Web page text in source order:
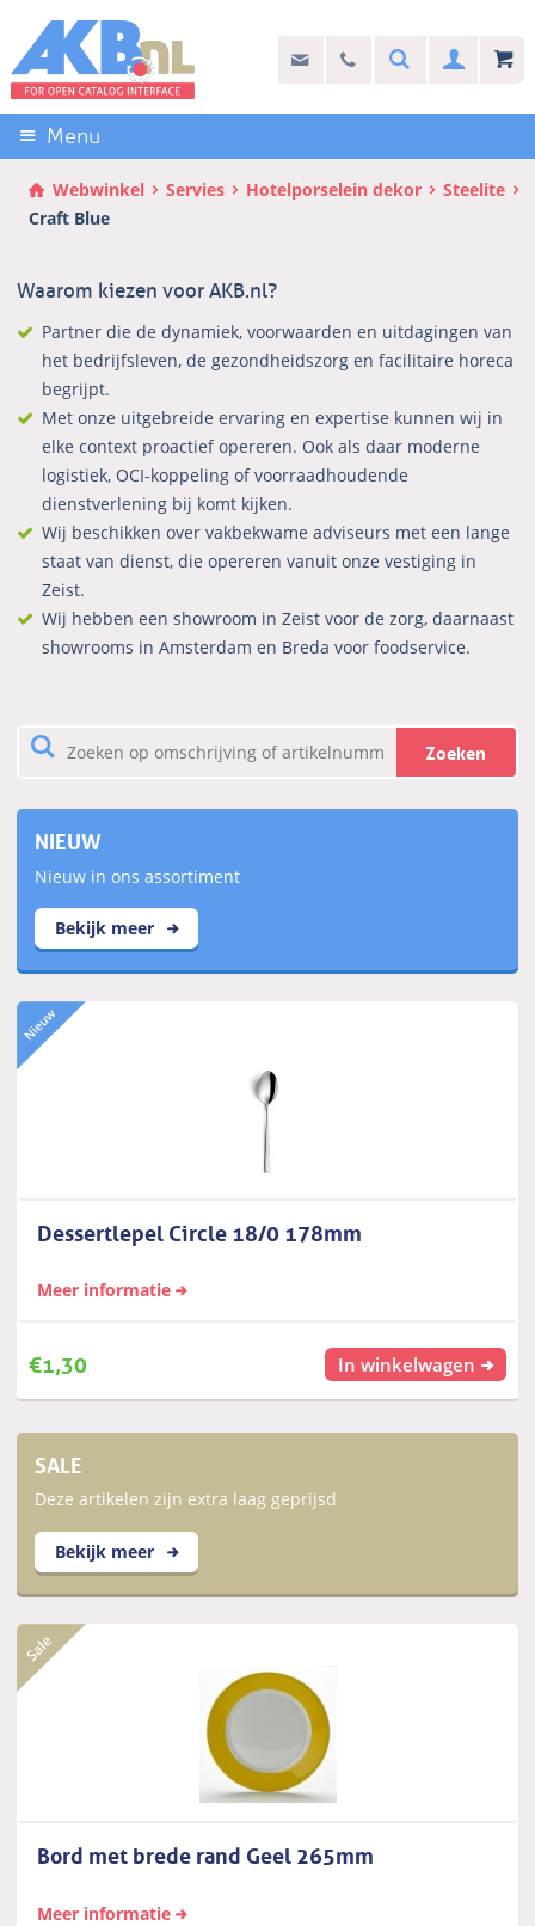
links
over
Direct
naar
de
inhoud
Direct
hoofdmenu
info@akb.nl
Stel uw vraag
030 69 50 814Search
Menu
Webwinkel Servies Hotelporselein dekor
Steelite
Craft Blue
Waarom kiezen voor AKB.nl?
Partner die de dynamiek, voorwaarden en uitdagingen van
het bedrijfsleven, de gezondheidszorg en facilitaire horeca
begrijpt.
Met onze uitgebreide ervaring en expertise kunnen wij in
elke context proactief opereren. Ook als daar moderne
logistiek, OCI-koppeling of voorraadhoudende
dienstverlening bij komt kijken.
Wij beschikken over vakbekwame adviseurs met een lange
staat van dienst, die opereren vanuit onze vestiging in
Zeist.
Wij hebben een showroom in Zeist voor de zorg, daarnaast
showrooms in Amsterdam en Breda voor foodservice.
Zoeken
NIEUW
Nieuw in ons assortiment
Bekijk meer
Dessertlepel Circle 18/0 178mm
Meer informatie
€1,30 In winkelwagen
SALE
Deze artikelen zijn extra laag geprijsd
Bekijk meer
Bord met brede rand Geel 265mm
Meer informatie